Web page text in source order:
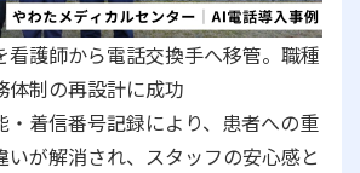
看護師から電話交換手へ移管。職種
体制の再設計に成功
・着信番号記録により、患者への重
いが解消され、スタッフの安心感と